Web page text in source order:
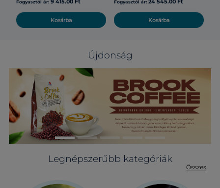
Fogyasztói ár:9 415.00 Ft
Kosárba
Fogyasztói ár: 24 545.00 Ft
Kosárba
Újdonság
Legnépszerűbb kategóriák
Összes